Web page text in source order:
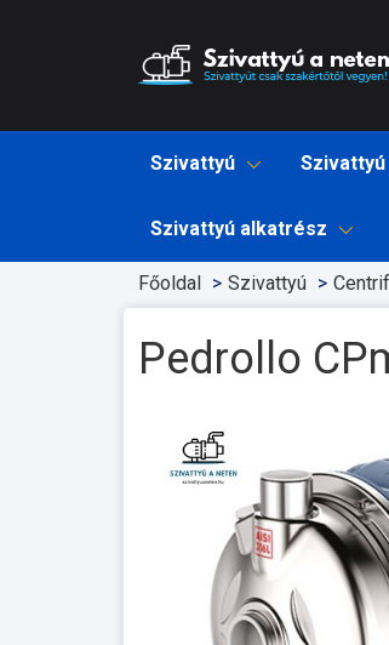
Szivattyú
Szivattyú alkatrész
Főoldal Szivattyú
Pedrollo